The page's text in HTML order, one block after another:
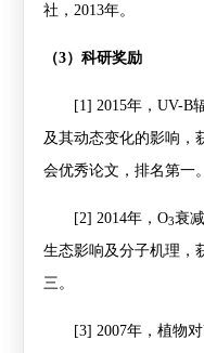
社， 2013年。
（3）科研奖励
[1] 2015年， UV-B
及其动态变化的影响，
会优秀论文，排名第一。
[2] 2014年， O3衰
生态影响及分子机理，
三。
[3] 2007年，植物对